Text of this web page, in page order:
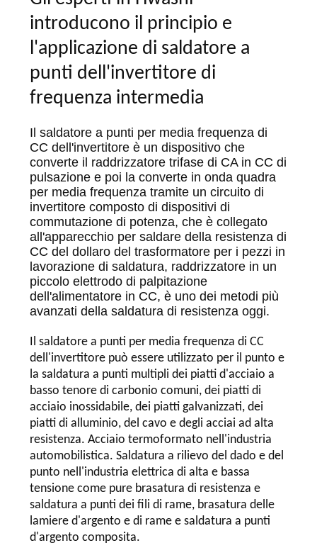
MAPPA
DEL
SITO
NORME
SULLA
PRIVACY
introducono il principio e
l'applicazione di saldatore a
punti dell'invertitore di
frequenza intermedia
Il saldatore a punti per media frequenza di
CC dell'invertitore è un dispositivo che
converte il raddrizzatore trifase di CA in CC di
pulsazione e poi la converte in onda quadra
per media frequenza tramite un circuito di
invertitore composto di dispositivi di
commutazione di potenza, che è collegato
all'apparecchio per saldare della resistenza di
CC del dollaro del trasformatore per i pezzi in
lavorazione di saldatura, raddrizzatore in un
piccolo elettrodo di palpitazione
dell'alimentatore in CC, è uno dei metodi più
avanzati della saldatura di resistenza oggi.
Il saldatore a punti per media frequenza di CC
dell'invertitore può essere utilizzato per il punto e
la saldatura a punti multipli dei piatti d'acciaio a
basso tenore di carbonio comuni, dei piatti di
acciaio inossidabile, dei piatti galvanizzati, dei
piatti di alluminio, del cavo e degli acciai ad alta
resistenza. Acciaio termoformato nell'industria
automobilistica. Saldatura a rilievo del dado e del
punto nell'industria elettrica di alta e bassa
tensione come pure brasatura di resistenza e
saldatura a punti dei fili di rame, brasatura delle
lamiere d'argento e di rame e saldatura a punti
d'argento composita.